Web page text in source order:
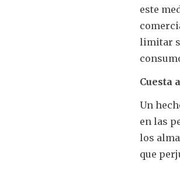
este
limitar
Cuesta
Un
en las
los
que